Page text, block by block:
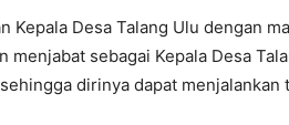
Kepala Desa Talang Ulu dengan
menjabat sebagai Kepala Desa
dirinya dapat menjalankan